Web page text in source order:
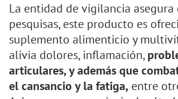
La entidad de vigilancia asegura
pesquisas, este producto es
suplemento alimenticio y
alivia dolores, inflamación,
articulares, y además que
el cansancio y la fatiga, entre